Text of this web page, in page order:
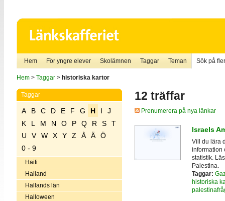
Hem För yngre elever Skolämnen Taggar Teman Sök på
Hem> Taggar> historiska kartor
Taggar
A B C D E F G H I
J
K
L M N O P Q R S
T
U
V W X Y Z Å Ä
Ö
0 - 9
Haiti
Halland
Hallands län
Halloween
12 träffar
Prenumerera på nya länkar
Israels
Vill du lära
information
statistik.
Palestina.
Taggar:
historiska